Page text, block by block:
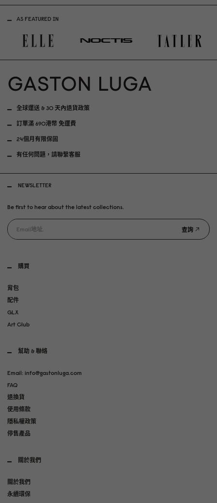
AS FEATURED IN
全球運送 & 30 天內退貨政策
訂單滿 690港幣 免運費
24個月有限保固
有任何問題，請聯繫客服
購買
背包
配件
GLX
Art Club
幫助 & 聯絡
Email: info@gastonluga.com
FAQ
退換貨
使用條款
隱私權政策
停售產品
關於我們
關於我們
永續環保
NEWSLETTER
Be first to hear about the latest collections.
查詢